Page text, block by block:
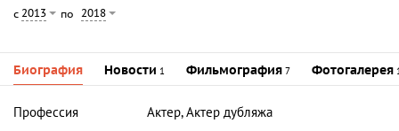
с 2013 по 2018
Биография Новости 1 Фильмография 7 Фотогалерея
Профессия
Актер, Актер дубляжа